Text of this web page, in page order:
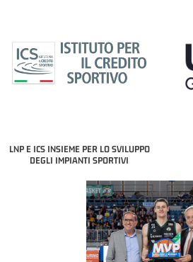
LNP E ICS INSIEME PER LO SVILUPPO
DEGLI IMPIANTI SPORTIVI